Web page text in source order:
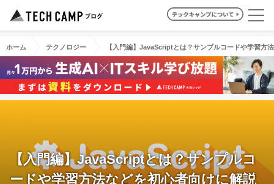
ホーム テクノロジー 【入門編】JavaScriptとは？サンプルコードや学習方
【入門編】JavaScriptとは？サンプルコ
ードや学習方法などを初心者向けに解説